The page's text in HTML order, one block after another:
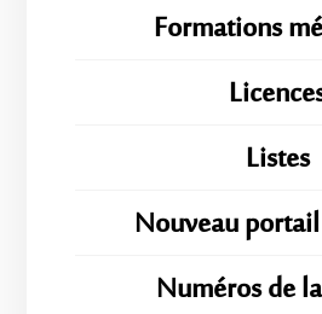
Formations
Listes
Nouveau
Numéros de